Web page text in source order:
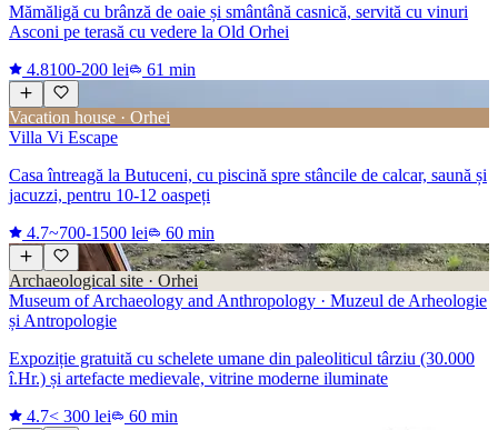
Mămăligă cu brânză de oaie și smântână casnică, servită cu vinuri
Asconi pe terasă cu vedere la Old Orhei
4.8100-200 lei 61 min
Vacation house · Orhei
Villa Vi Escape
Casa întreagă la Butuceni, cu piscină spre stâncile de calcar, saună și
jacuzzi, pentru 10-12 oaspeți
4.7~700-1500 lei 60 min
Archaeological site · Orhei
Museum of Archaeology and Anthropology · Muzeul de Arheologie
și Antropologie
Expoziție gratuită cu schelete umane din paleoliticul târziu (30.000
î.Hr.) și artefacte medievale, vitrine moderne iluminate
4.7< 300 lei 60 min